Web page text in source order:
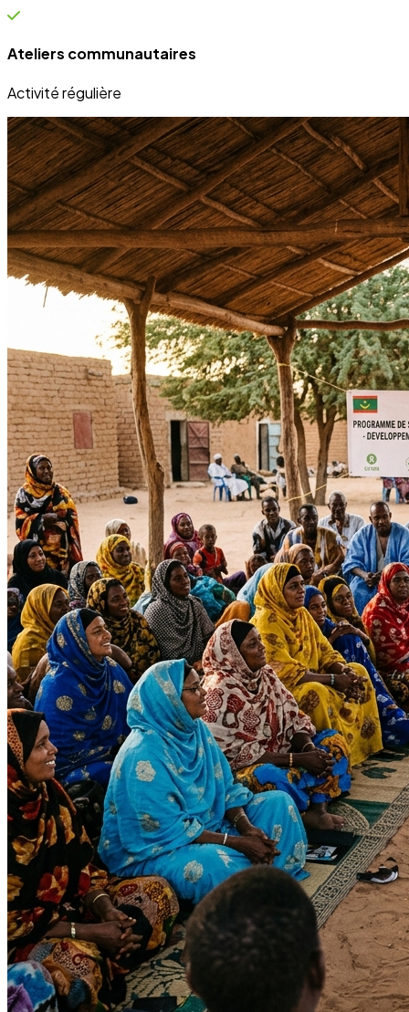
Impact Direct
+150
Interventions réussies cette année.
Blog & Actualités
Dernières nouvelles du terrain
Toute l'actualité